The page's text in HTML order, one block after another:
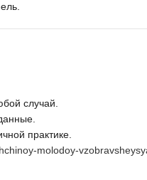
случай.
практике.
molodoy-